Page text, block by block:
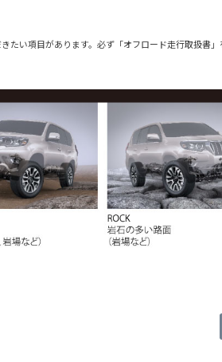
い項目があります。必ず「オフロード走行取扱書」